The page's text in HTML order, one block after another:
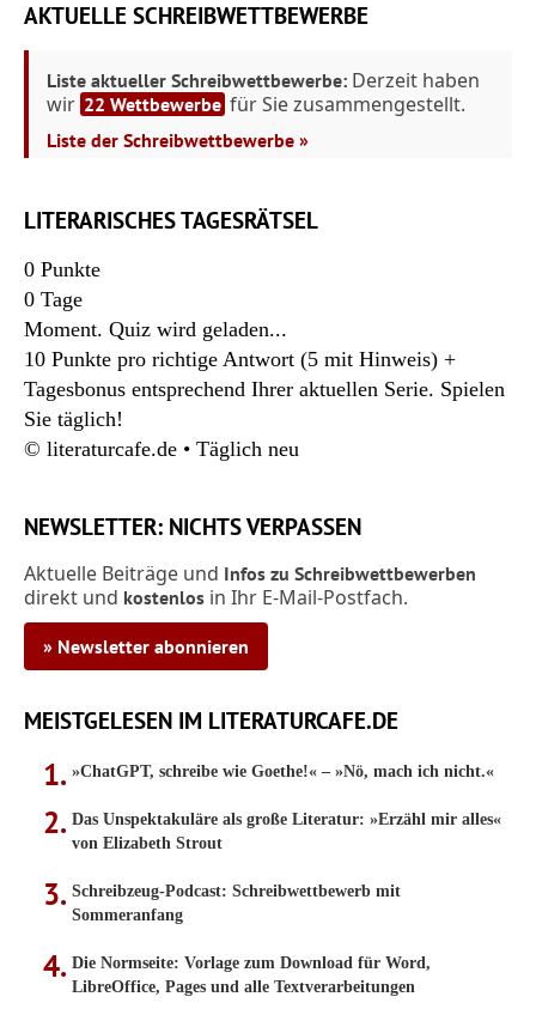
AKTUELLE SCHREIBWETTBEWERBE
Liste aktueller Schreibwettbewerbe: Derzeit haben
wir 22 Wettbewerbe für Sie zusammengestellt.
Liste der Schreibwettbewerbe »
LITERARISCHES TAGESRÄTSEL
0 Punkte
0 Tage
Moment. Quiz wird geladen...
10 Punkte pro richtige Antwort (5 mit Hinweis) +
Tagesbonus entsprechend Ihrer aktuellen Serie. Spielen
Sie täglich!
© literaturcafe.de • Täglich neu
NEWSLETTER: NICHTS VERPASSEN
Aktuelle Beiträge und Infos zu Schreibwettbewerben
direkt und kostenlos in Ihr E-Mail-Postfach.
» Newsletter abonnieren
MEISTGELESEN IM LITERATURCAFE.DE
»ChatGPT, schreibe wie Goethe!« – »Nö, mach ich nicht.«
Das Unspektakuläre als große Literatur: »Erzähl mir alles«
von Elizabeth Strout
Schreibzeug-Podcast: Schreibwettbewerb mit
Sommeranfang
Die Normseite: Vorlage zum Download für Word,
LibreOffice, Pages und alle Textverarbeitungen